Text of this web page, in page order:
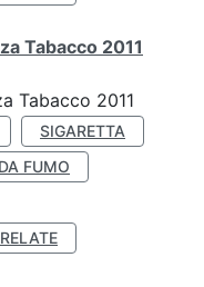
Tabacco 2011
Tabacco 2011
SIGARETTA
FUMO